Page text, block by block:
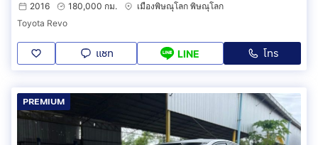
2016
180,000 กม.
เมืองพิษณุโลก พิษณุโลก
Toyota Revo
แชท LINE โทร
PREMIUM